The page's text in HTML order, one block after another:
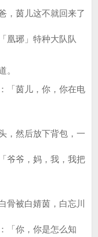
茵儿这不就回来了
凰琊」特种大队队
茵儿，你，你在电
然后放下背包，一
爷爷，妈，我，我把
被白婧茵，白忘川
「你，你是怎么知